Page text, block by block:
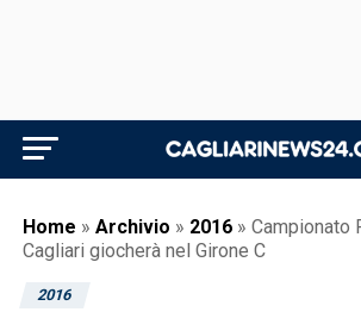
Home » Archivio » 2016 » Campionato
Cagliari giocherà nel Girone C
2016